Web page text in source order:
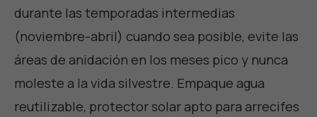
durante las temporadas intermedias
(noviembre-abril) cuando sea posible, evite las
áreas de anidación en los meses pico y nunca
moleste a la vida silvestre. Empaque agua
reutilizable, protector solar apto para arrecifes